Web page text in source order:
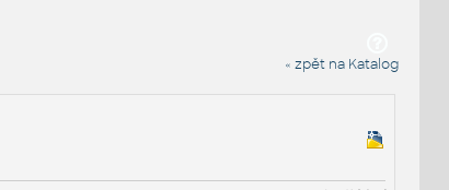
« zpět na Katalog